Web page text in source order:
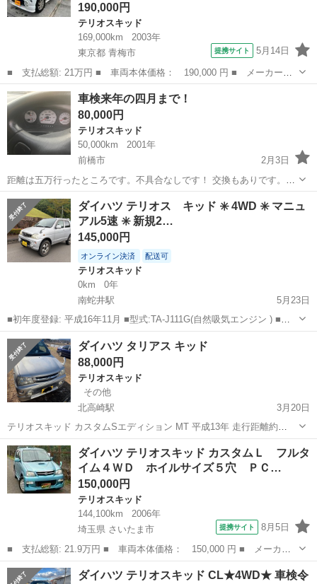
190,000円
テリオスキッド
169,000km
2003年
東京都 青梅市
提携サイト 5月14日
■ 支払総額: 21万円 ■ 車両本体価格： 190,000 円 ■ メーカー
名： ダイハツ ■ 車種名： テリオスキッド ■ グレード名： カ
スタムＸ ルーフキャリア、ナビ、ＥＴＣ ■ 排気量： 660cc ■ ド
ア枚数...
東京 青梅市 テリオスキッド
車検来年の四月まで！
80,000円
テリオスキッド
50,000km
2001年
前橋市
2月3日
距離は五万行ったところです。不具合なしです！ 交換もありです。
08056439010 ニッサンノートもあります！
群馬 前橋市 テリオスキッド 距離
ダイハツ テリオス キッド ✳️ 4WD ✳️ マニュ
アル5速 ✳️ 新規2…
145,000円
オンライン決済 配送可
テリオスキッド
0km
0年
南蛇井駅
5月23日
■初年度登録: 平成16年11月 ■型式:TA-J111G(自然吸気エンジン ) ■車
体番号: J111G-079012 ■走行距離:140799km (実走行)メーター交換歴無
し。 多少増えます。 ■ミッション:5MT ■...
群馬 富岡市 南蛇井駅 テリオスキッド
ダイハツ タリアス キッド
88,000円
テリオスキッド
その他
北高崎駅
3月20日
テリオスキッド カスタムSエディション MT 平成13年 走行距離約
206251km 型式GF-J131G 660cc EF エンジン PS/PW/AC/ エアコン/ヒ
ーター良く効きます。 良く走ります! タイヤ...
群馬 高崎市 北高崎駅 テリオスキッド エンジン
ダイハツ テリオスキッド カスタムＬ フルタ
イム４ＷＤ ホイルサイズ５穴 ＰＣ…
150,000円
テリオスキッド
144,100km
2006年
埼玉県 さいたま市
提携サイト 8月5日
■ 支払総額: 21.9万円 ■ 車両本体価格： 150,000 円 ■ メーカー
名： ダイハツ ■ 車種名： テリオスキッド ■ グレード名： カ
スタムＬ フルタイム４ＷＤ ホイルサイズ５穴 ＰＣＤ１１４．
埼玉 さいたま市 テリオスキッド
ダイハツ テリオスキッド CL★4WD★ 車検令